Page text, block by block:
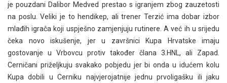
je pouzdani Dalibor Medved prestao s igranjem zbog zauzetosti
na poslu. Veliki je to hendikep, ali trener Terzić ima dobar izbor
mlađih igrača koji uspješno zamjenjuju rutinere. A već ih u srijedu
čeka novo iskušenje, jer u završnici Kupa Hrvatske imaju
gostovanje u Vrbovcu protiv također člana 3.HNL, ali Zapad.
Cerničani priželjkuju svakako pobjedu jer bi onda u idućem kolu
Kupa dobili u Cerniku najvjerojatnije jednu prvoligašku ili jaku